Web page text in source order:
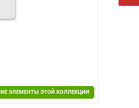
ЭЛЕМЕНТЫ ЭТОЙ КОЛЛЕКЦИИ